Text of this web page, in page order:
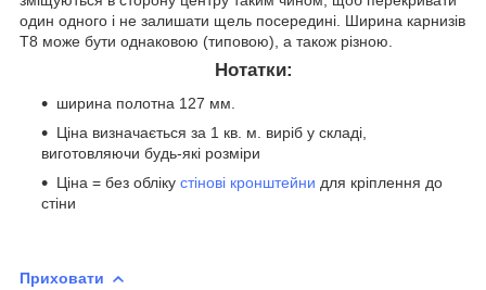
один одного і не залишати щель посередині. Ширина карнизів
Т8 може бути однаковою (типовою), а також різною.
Нотатки:
ширина полотна 127 мм.
Ціна визначається за 1 кв. м. виріб у складі,
виготовляючи будь-які розміри
Ціна = без обліку стінові кронштейни для кріплення до
стіни
Приховати